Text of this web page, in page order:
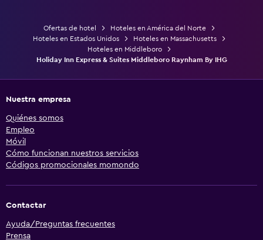
Ofertas de hotel
Hoteles en América del Norte
Hoteles en Estados Unidos
Hoteles en Massachusetts
Hoteles en Middleboro
Holiday Inn Express & Suites Middleboro Raynham By IHG
Nuestra empresa
Quiénes somos
Empleo
Móvil
Cómo funcionan nuestros servicios
Códigos promocionales momondo
Contactar
Ayuda/Preguntas frecuentes
Prensa